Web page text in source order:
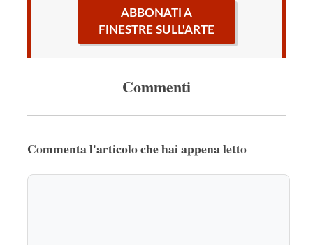
ABBONATI A
FINESTRE SULL'ARTE
Commenti
Commenta l'articolo che hai appena letto